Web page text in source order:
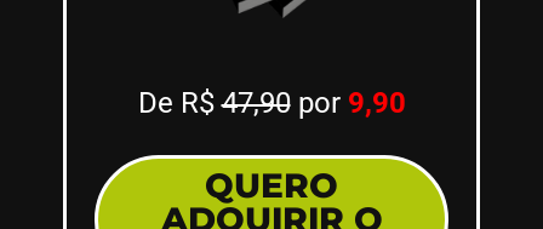
De R$47,90por9,90
QUERO
ADQUIRIR O